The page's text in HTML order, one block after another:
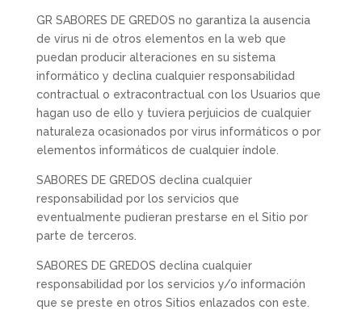
GR SABORES DE GREDOS no garantiza la ausencia
de virus ni de otros elementos en la web que
puedan producir alteraciones en su sistema
informático y declina cualquier responsabilidad
contractual o extracontractual con los Usuarios que
hagan uso de ello y tuviera perjuicios de cualquier
naturaleza ocasionados por virus informáticos o por
elementos informáticos de cualquier índole.
SABORES DE GREDOS declina cualquier
responsabilidad por los servicios que
eventualmente pudieran prestarse en el Sitio por
parte de terceros.
SABORES DE GREDOS declina cualquier
responsabilidad por los servicios y/o información
que se preste en otros Sitios enlazados con este.